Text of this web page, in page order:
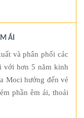
ÁI
và phân phối các
với hơn 5 năm kinh
Moci hướng đến vẻ
phần êm ái, thoải